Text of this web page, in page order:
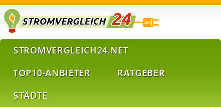
STROMVERGLEICH24.NET
TOP10-ANBIETER
RATGEBER
STÄDTE